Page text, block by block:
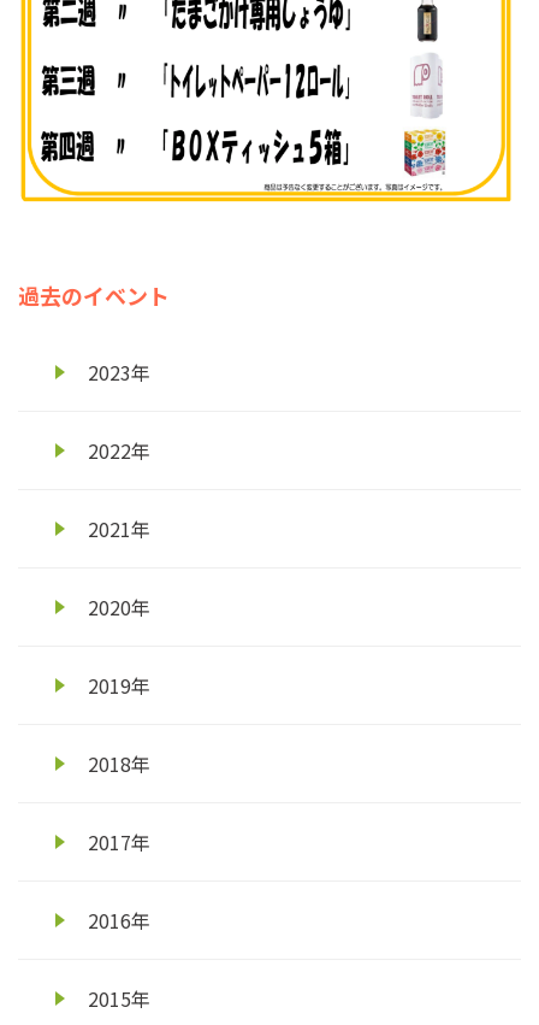
過去のイベント
2023年
2022年
2021年
2020年
2019年
2018年
2017年
2016年
2015年